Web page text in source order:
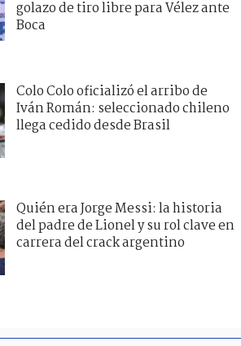
golazo de tiro libre para Vélez ante
Boca
Colo Colo oficializó el arribo de
Iván Román: seleccionado chileno
llega cedido desde Brasil
Quién era Jorge Messi: la historia
del padre de Lionel y su rol clave en
carrera del crack argentino